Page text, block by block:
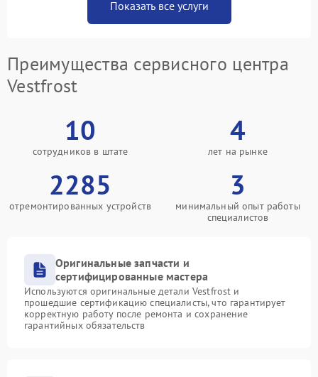
Показать все услуги
Преимущества сервисного центра
Vestfrost
10
сотрудников в штате
4
лет на рынке
2285
отремонтированных устройств
3
минимальный опыт работы
специалистов
Оригинальные запчасти и
сертифицированные мастера
Используются оригинальные детали Vestfrost и
прошедшие сертификацию специалисты, что гарантирует
корректную работу после ремонта и сохранение
гарантийных обязательств